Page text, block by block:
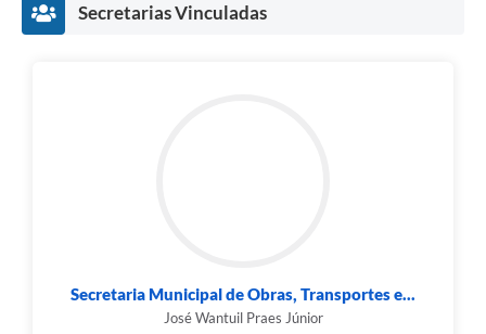
Secretarias Vinculadas
Secretaria Municipal de Obras, Transportes e...
José Wantuil Praes Júnior